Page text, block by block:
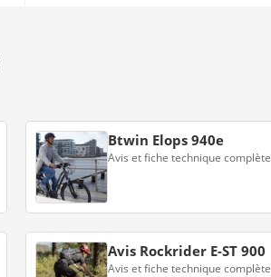
Btwin Elops 940e
Avis et fiche technique complète
Avis Rockrider E-ST 900
Avis et fiche technique complète